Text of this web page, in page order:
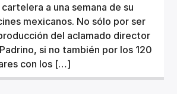
a una semana de su
mexicanos. No sólo por ser
del aclamado director
si no también por los 120
con los […]